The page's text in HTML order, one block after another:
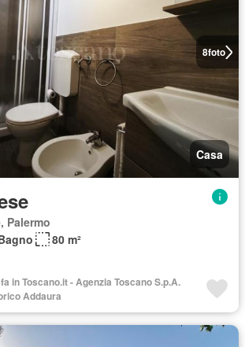
8foto
Casa
Palermo
80 m²
in Toscano.it - Agenzia Toscano S.p.A.
Addaura